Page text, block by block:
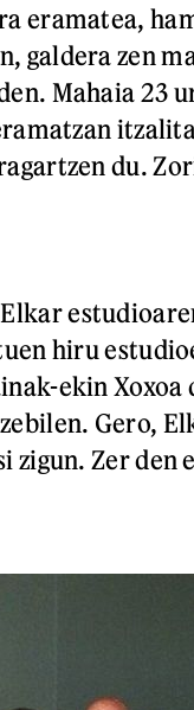
eramatea,
galdera zen
Mahaia 23
du.
hiru
ekin Xoxoa
Gero,
zigun. Zer den